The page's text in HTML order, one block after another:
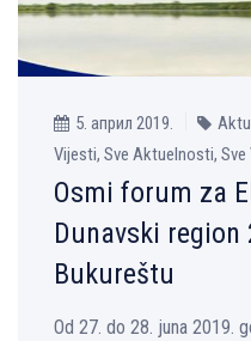
5. април 2019.
Vijesti, Sve Aktuelnosti, Sve
Osmi forum za
Dunavski
Bukureštu
Od 27. do 28. juna 2019.